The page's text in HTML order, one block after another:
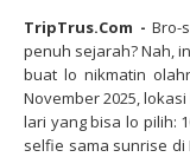
TripTrus.Com -Bro-
penuh sejarah? Nah,
buat lo nikmatin
November 2025,
lari yang bisa lo pilih:
selfie sama sunrise